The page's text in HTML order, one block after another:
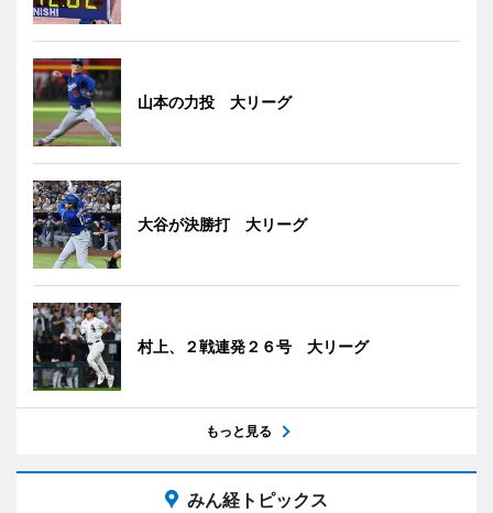
山本の力投 大リーグ
大谷が決勝打 大リーグ
村上、２戦連発２６号 大リーグ
もっと見る
みん経トピックス